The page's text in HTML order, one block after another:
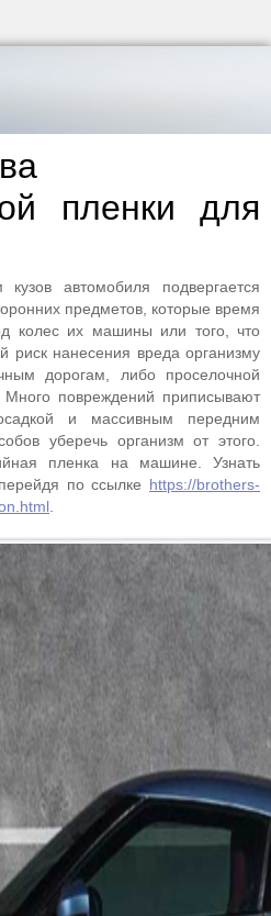
пленки для
автомобиля подвергается
предметов, которые время
колес их машины или того, что
риск нанесения вреда организму
дорогам, либо проселочной
Много повреждений приписывают
и массивным передним
уберечь организм от этого.
пленка на машине. Узнать
по ссылке https://brothers-